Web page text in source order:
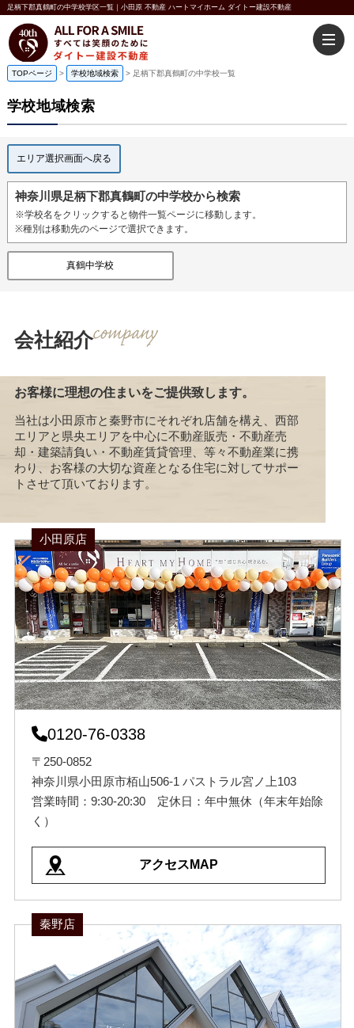
足柄下郡真鶴町の中学校学区一覧｜小田原 不動産 ハートマイホーム ダイトー建設不動産
TOPページ > 学校地域検索 > 足柄下郡真鶴町の中学校一覧
学校地域検索
エリア選択画面へ戻る
神奈川県足柄下郡真鶴町の中学校から検索
※学校名をクリックすると物件一覧ページに移動します。
※種別は移動先のページで選択できます。
真鶴中学校
会社紹介
お客様に理想の住まいをご提供致します。
当社は小田原市と秦野市にそれぞれ店舗を構え、西部
エリアと県央エリアを中心に不動産販売・不動産売
却・建築請負い・不動産賃貸管理、等々不動産業に携
わり、お客様の大切な資産となる住宅に対してサポー
トさせて頂いております。
小田原店
0120-76-0338
〒250-0852
神奈川県小田原市栢山506-1 パストラル宮ノ上103
営業時間：9:30-20:30 定休日：年中無休（年末年始除
く）
アクセスMAP
秦野店